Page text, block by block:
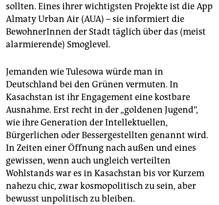
sollten. Eines ihrer wichtigsten Projekte ist die App
Almaty Urban Air (AUA) – sie informiert die
BewohnerInnen der Stadt täglich über das (meist
alarmierende) Smoglevel.
Jemanden wie Tulesowa würde man in
Deutschland bei den Grünen vermuten. In
Kasachstan ist ihr Engagement eine kostbare
Ausnahme. Erst recht in der „goldenen Jugend“,
wie ihre Generation der Intellektuellen,
Bürgerlichen oder Bessergestellten genannt wird.
In Zeiten einer Öffnung nach außen und eines
gewissen, wenn auch ungleich verteilten
Wohlstands war es in Kasachstan bis vor Kurzem
nahezu chic, zwar kosmopolitisch zu sein, aber
bewusst unpolitisch zu bleiben.